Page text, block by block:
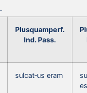
Plusquamperf.
Ind. Pass.
sulcat‑us eram